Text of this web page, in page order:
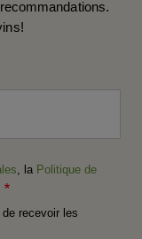
, la Politique de
recevoir les